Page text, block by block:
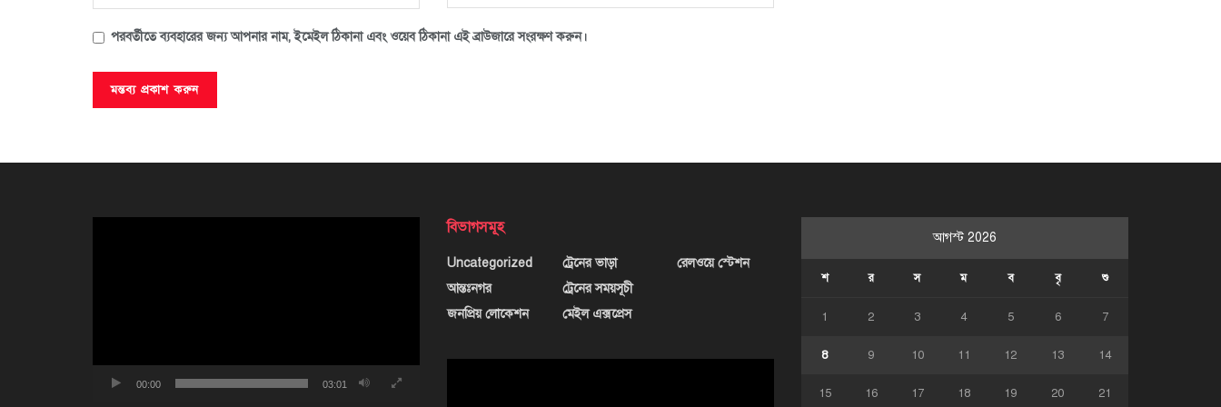
পরবর্তীতে ব্যবহারের জন্য আপনার নাম, ইমেইল ঠিকানা এবং ওয়েব ঠিকানা এই ব্রাউজারে সংরক্ষণ করুন।
00:00 03:01
বিভাগসমূহ
Uncategorized
আন্তঃনগর
জনপ্রিয় লোকেশন
ট্রেনের ভাড়া
ট্রেনের সময়সূচী
মেইল এক্সপ্রেস
রেলওয়ে স্টেশন
আগস্ট 2026
শ র স ম ব বৃ শু
1 2 3 4 5 6 7
8 9 10 11 12 13 14
15 16 17 18 19 20 21